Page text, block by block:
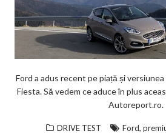
Ford a adus recent pe piață și
Fiesta. Să vedem ce aduce în plus
Autoreport.ro.
DRIVE TEST Ford,